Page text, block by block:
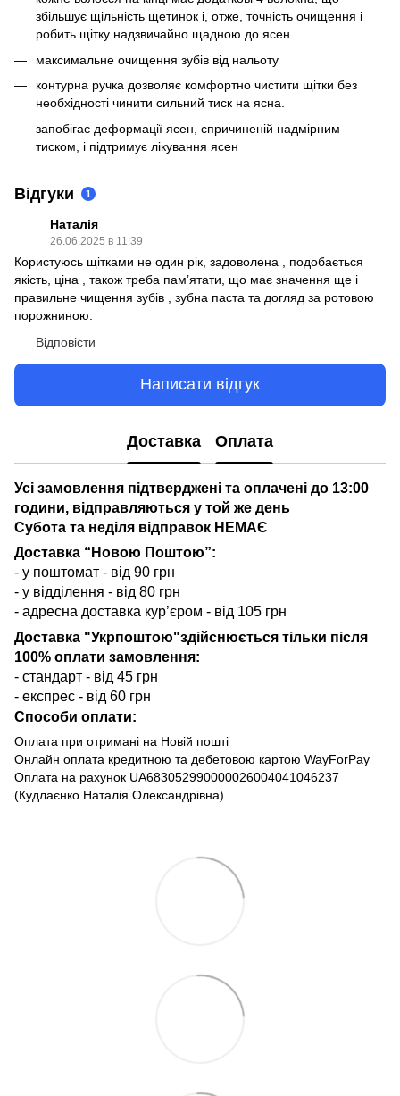
збільшує щільність щетинок і, отже, точність очищення і
робить щітку надзвичайно щадною до ясен
максимальне очищення зубів від нальоту
контурна ручка дозволяє комфортно чистити щітки без
необхідності чинити сильний тиск на ясна.
запобігає деформації ясен, спричиненій надмірним
тиском, і підтримує лікування ясен
Відгуки 1
Наталія
26.06.2025 в 11:39
Користуюсь щітками не один рік, задоволена , подобається
якість, ціна , також треба памʼятати, що має значення ще і
правильне чищення зубів , зубна паста та догляд за ротовою
порожниною.
Відповісти
Написати відгук
Доставка Оплата
Усі замовлення підтверджені та оплачені до 13:00
години, відправляються у той же день
Субота та неділя відправок НЕМАЄ
Доставка “Новою Поштою”:
- у поштомат - від 90 грн
- у відділення - від 80 грн
- адресна доставка кур’єром - від 105 грн
Доставка "Укрпоштою"здійснюється тільки після
100% оплати замовлення:
- стандарт - від 45 грн
- експрес - від 60 грн
Способи оплати:
Оплата при отримані на Новій пошті
Онлайн оплата кредитною та дебетовою картою WayForPay
Оплата на рахунок UA683052990000026004041046237
(Кудлаєнко Наталія Олександрівна)